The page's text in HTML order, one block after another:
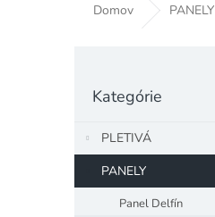
Domov PANELY
p
n
kategórie
Kategórie
PLETIVÁ
PANELY
Panel Delfín